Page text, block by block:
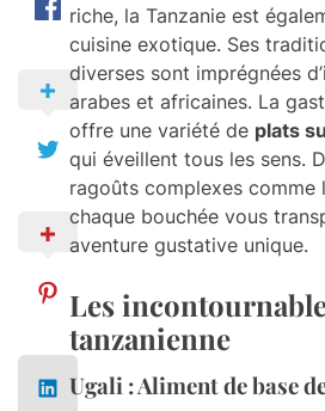
riche, la Tanzanie est
cuisine exotique. Ses
diverses sont imprégnées
arabes et africaines. La
offre une variété de plats
qui éveillent tous les sens.
ragoûts complexes comme
chaque bouchée vous
aventure gustative unique.
Les
tanzanienne
Ugali : Aliment de base